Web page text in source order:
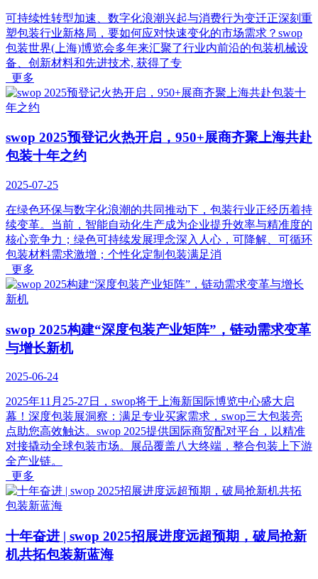
可持续性转型加速、数字化浪潮兴起与消费行为变迁正深刻重
塑包装行业新格局，要如何应对快速变化的市场需求？swop
包装世界(上海)博览会多年来汇聚了行业内前沿的包装机械设
备、创新材料和先进技术, 获得了专
更多
swop 2025预登记火热开启，950+展商齐聚上海共赴
包装十年之约
2025-07-25
在绿色环保与数字化浪潮的共同推动下，包装行业正经历着持
续变革。当前，智能自动化生产成为企业提升效率与精准度的
核心竞争力；绿色可持续发展理念深入人心，可降解、可循环
包装材料需求激增；个性化定制包装满足消
更多
swop 2025构建“深度包装产业矩阵”，链动需求变革
与增长新机
2025-06-24
2025年11月25-27日，swop将于上海新国际博览中心盛大启
幕！深度包装展洞察：满足专业买家需求，swop三大包装亮
点助您高效触达。swop 2025提供国际商贸配对平台，以精准
对接撬动全球包装市场。展品覆盖八大终端，整合包装上下游
全产业链。
更多
十年奋进 | swop 2025招展进度远超预期，破局抢新
机共拓包装新蓝海